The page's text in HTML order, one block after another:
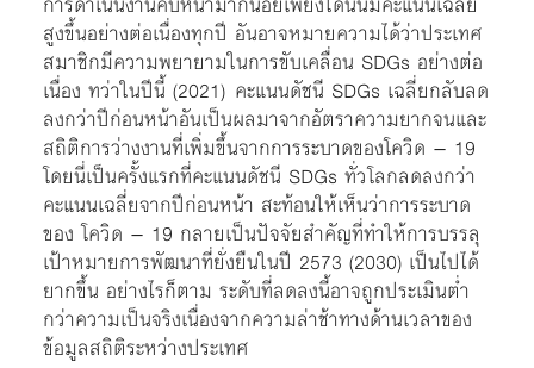
สูงขึ้นอย่างต่อเนื่องทุกปี อันอาจหมายความได้ว่าประเทศ
สมาชิกมีความพยายามในการขับเคลื่อน SDGs อย่างต่อ
เนื่อง ทว่าในปีนี้ (2021) คะแนนดัชนี SDGs เฉลี่ยกลับลด
ลงกว่าปีก่อนหน้าอันเป็นผลมาจากอัตราความยากจนและ
สถิติการว่างงานที่เพิ่มขึ้นจากการระบาดของโควิด – 19
โดยนี่เป็นครั้งแรกที่คะแนนดัชนี SDGs ทั่วโลกลดลงกว่า
คะแนนเฉลี่ยจากปีก่อนหน้า สะท้อนให้เห็นว่าการระบาด
ของ โควิด – 19 กลายเป็นปัจจัยสำคัญที่ทำให้การบรรลุ
เป้าหมายการพัฒนาที่ยั่งยืนในปี 2573 (2030) เป็นไปได้
ยากขึ้น อย่างไรก็ตาม ระดับที่ลดลงนี้อาจถูกประเมินต่ำ
กว่าความเป็นจริงเนื่องจากความล่าช้าทางด้านเวลาของ
ข้อมูลสถิติระหว่างประเทศ